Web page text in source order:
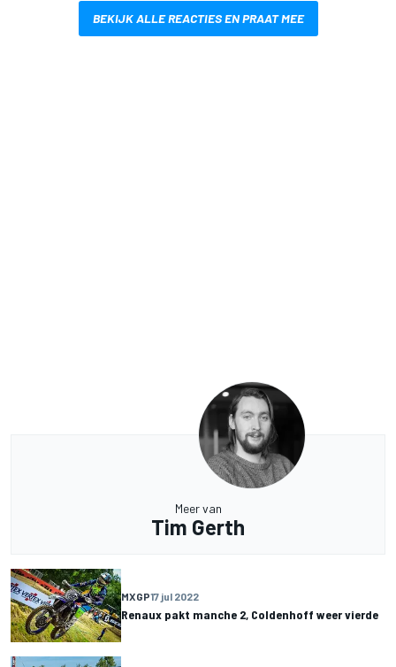
BEKIJK ALLE REACTIES EN PRAAT MEE
Meer van
Tim Gerth
MXGP17 jul 2022
Renaux pakt manche 2, Coldenhoff weer vierde